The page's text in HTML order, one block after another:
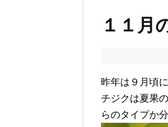
１１月
昨年は９月頃
チジクは夏果
らのタイプか